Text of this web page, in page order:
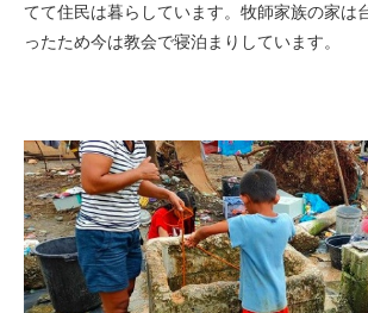
てて住民は暮らしています。牧師家族の家は
ったため今は教会で寝泊まりしています。